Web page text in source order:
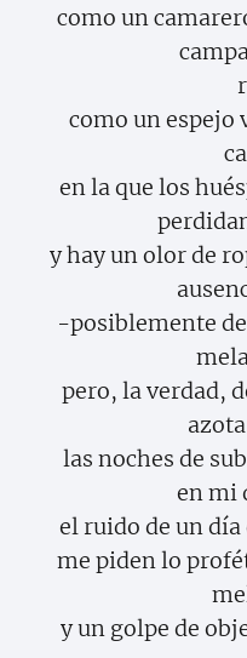
como un
como un espejo
en la que los
y hay un olor de
-posiblemente
pero, la verdad,
las noches de
en mi
el ruido de un
me piden lo
y un golpe de